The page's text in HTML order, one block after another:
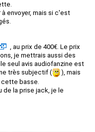
envoyer, mais si c'est
, au prix de 400€. Le prix
je mettrais aussi des
seul avis audiofanzine est
très subjectif (
), mais
cette basse.
de la prise jack, je le